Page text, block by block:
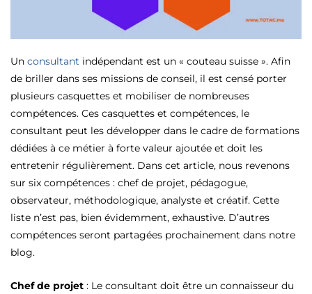
Un consultant indépendant est un « couteau suisse ». Afin
de briller dans ses missions de conseil, il est censé porter
plusieurs casquettes et mobiliser de nombreuses
compétences. Ces casquettes et compétences, le
consultant peut les développer dans le cadre de formations
dédiées à ce métier à forte valeur ajoutée et doit les
entretenir régulièrement. Dans cet article, nous revenons
sur six compétences : chef de projet, pédagogue,
observateur, méthodologique, analyste et créatif. Cette
liste n’est pas, bien évidemment, exhaustive. D’autres
compétences seront partagées prochainement dans notre
blog.
Chef de projet : Le consultant doit être un connaisseur du